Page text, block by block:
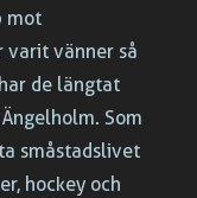
mot
varit vänner så
de längtat
Som
småstadslivet
hockey och